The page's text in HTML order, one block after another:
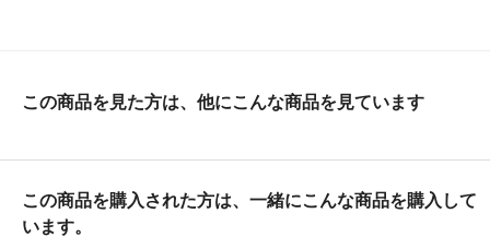
この商品を見た方は、他にこんな商品を見ています
この商品を購入された方は、一緒にこんな商品を購入して
います。